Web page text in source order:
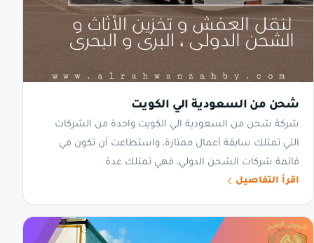
شحن من السعودية الي الكويت
شركة شحن من السعودية الي الكويت واحدة من الشركات
التي تمتلك سابقة أعمال ممتازة، واستطاعت أن تكون في
قائمة شركات الشحن الدولي، فهي تمتلك عدة
اقرأ التفاصيل